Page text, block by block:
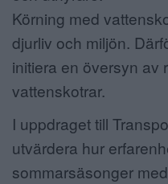
Körning med
djurliv och miljön.
initiera en översyn av
vattenskotrar.
I uppdraget till
utvärdera hur
sommarsäsonger